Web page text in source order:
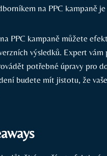
na PPC kampaně
PPC kampaně můžete
výsledků. Expert
potřebné úpravy pro
budete mít jistotu, že